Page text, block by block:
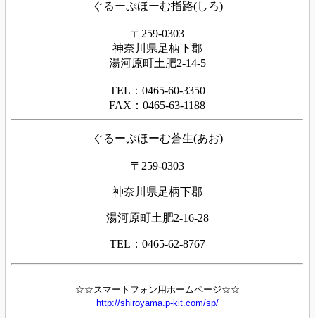
ぐるーぷほーむ指路(しろ)
〒259-0303
神奈川県足柄下郡
湯河原町土肥2-14-5
TEL：0465-60-3350
FAX：0465-63-1188
ぐるーぷほーむ蒼生(あお)
〒259-0303
神奈川県足柄下郡
湯河原町土肥2-16-28
TEL：0465-62-8767
☆☆スマートフォン用ホームページ☆☆
http://shiroyama.p-kit.com/sp/